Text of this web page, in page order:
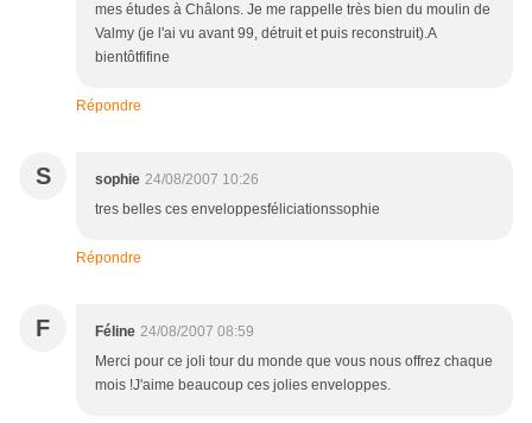
mes études à Châlons. Je me rappelle très bien du moulin de
Valmy (je l'ai vu avant 99, détruit et puis reconstruit).A
bientôtfifine
Répondre
S sophie 24/08/2007 10:26
tres belles ces enveloppesféliciationssophie
Répondre
F Féline 24/08/2007 08:59
Merci pour ce joli tour du monde que vous nous offrez chaque
mois !J'aime beaucoup ces jolies enveloppes.